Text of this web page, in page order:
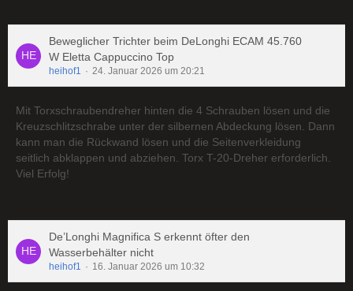
Beweglicher Trichter beim DeLonghi ECAM 45.760
W Eletta Cappuccino Top
heihof1 24. Januar 2026 um 20:21
Mit Torxschraubendreher hinten die 4 Schrauben lösen und die
Kreuzschlitzschrabe unter der silbernen Abdeckung lösen. Dann
kann man die Rückwand lösen und die Seitenverkleidung
seitlich abklappen und abziehen. Torx T-20-Dreher erforderlich.
Viel Erfolg!
De’Longhi Magnifica S erkennt öfter den
Wasserbehälter nicht
heihof1 16. Januar 2026 um 10:32